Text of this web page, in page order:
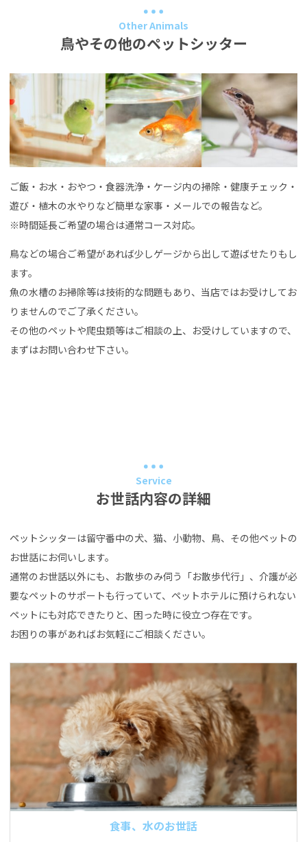
Other Animals
鳥やその他のペットシッター
ご飯・お水・おやつ・食器洗浄・ケージ内の掃除・健康チェック・
遊び・植木の水やりなど簡単な家事・メールでの報告など。
※時間延長ご希望の場合は通常コース対応。
鳥などの場合ご希望があれば少しゲージから出して遊ばせたりもし
ます。
魚の水槽のお掃除等は技術的な問題もあり、当店ではお受けしてお
りませんのでご了承ください。
その他のペットや爬虫類等はご相談の上、お受けしていますので、
まずはお問い合わせ下さい。
Service
お世話内容の詳細
ペットシッターは留守番中の犬、猫、小動物、鳥、その他ペットの
お世話にお伺いします。
通常のお世話以外にも、お散歩のみ伺う「お散歩代行」、介護が必
要なペットのサポートも行っていて、ペットホテルに預けられない
ペットにも対応できたりと、困った時に役立つ存在です。
お困りの事があればお気軽にご相談ください。
食事、水のお世話